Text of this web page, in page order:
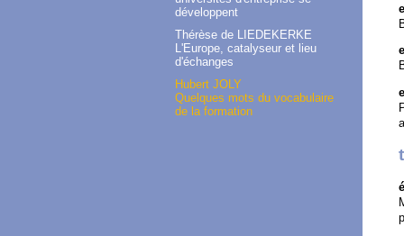
développent
Thérèse de LIEDEKERKE
L'Europe, catalyseur et lieu
d'échanges
Hubert JOLY
Quelques mots du vocabulaire
de la formation